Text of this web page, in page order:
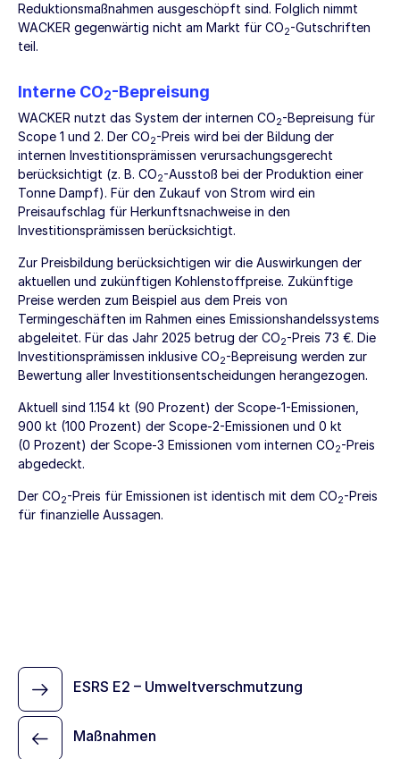
Reduktionsmaßnahmen ausgeschöpft sind. Folglich nimmt
WACKER gegenwärtig nicht am Markt für CO2-Gutschriften
teil.
Interne CO2-Bepreisung
WACKER nutzt das System der internen CO2-Bepreisung für
Scope 1 und 2. Der CO2-Preis wird bei der Bildung der
internen Investitionsprämissen verursachungsgerecht
berücksichtigt (z. B. CO2-Ausstoß bei der Produktion einer
Tonne Dampf). Für den Zukauf von Strom wird ein
Preisaufschlag für Herkunftsnachweise in den
Investitionsprämissen berücksichtigt.
Zur Preisbildung berücksichtigen wir die Auswirkungen der
aktuellen und zukünftigen Kohlenstoffpreise. Zukünftige
Preise werden zum Beispiel aus dem Preis von
Termingeschäften im Rahmen eines Emissionshandelssystems
abgeleitet. Für das Jahr 2025 betrug der CO2-Preis 73 €. Die
Investitionsprämissen inklusive CO2-Bepreisung werden zur
Bewertung aller Investitionsentscheidungen herangezogen.
Aktuell sind 1.154 kt (90 Prozent) der Scope-1-Emissionen,
900 kt (100 Prozent) der Scope-2-Emissionen und 0 kt
(0 Prozent) der Scope-3 Emissionen vom internen CO2-Preis
abgedeckt.
Der CO2-Preis für Emissionen ist identisch mit dem CO2-Preis
für finanzielle Aussagen.
Maßnahmen
ESRS E2 – Umweltverschmutzung